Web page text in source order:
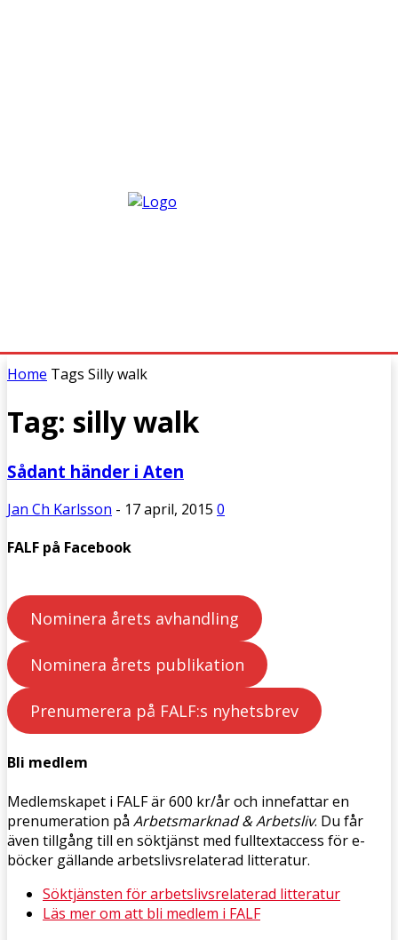
Home Tags Silly walk
Tag: silly walk
Sådant händer i Aten
Jan Ch Karlsson - 17 april, 2015 0
FALF på Facebook
Nominera årets avhandling
Nominera årets publikation
Prenumerera på FALF:s nyhetsbrev
Bli medlem
Medlemskapet i FALF är 600 kr/år och innefattar en
prenumeration på Arbetsmarknad & Arbetsliv. Du får
även tillgång till en söktjänst med fulltextaccess för e-
böcker gällande arbetslivsrelaterad litteratur.
Söktjänsten för arbetslivsrelaterad litteratur
Läs mer om att bli medlem i FALF